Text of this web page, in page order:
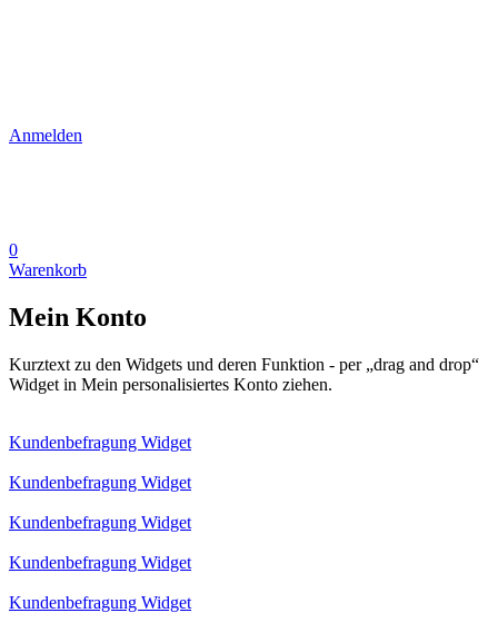
Anmelden
0
Warenkorb
Mein Konto
Kurztext zu den Widgets und deren Funktion - per „drag and drop“
Widget in Mein personalisiertes Konto ziehen.
Kundenbefragung Widget
Kundenbefragung Widget
Kundenbefragung Widget
Kundenbefragung Widget
Kundenbefragung Widget